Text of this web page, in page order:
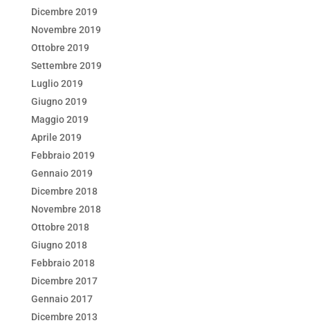
Dicembre 2019
Novembre 2019
Ottobre 2019
Settembre 2019
Luglio 2019
Giugno 2019
Maggio 2019
Aprile 2019
Febbraio 2019
Gennaio 2019
Dicembre 2018
Novembre 2018
Ottobre 2018
Giugno 2018
Febbraio 2018
Dicembre 2017
Gennaio 2017
Dicembre 2013